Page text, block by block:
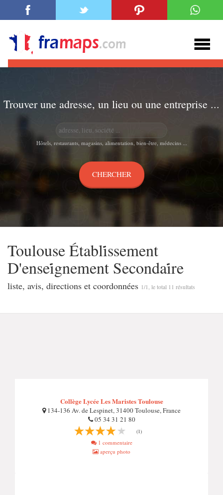
Trouver une adresse, un lieu ou une entreprise ...
Hôtels, restaurants, magasins, alimentation, bien-être, médecins ...
Toulouse Établi̇̇ssement
D'ensei̇̇gnement Secondai̇̇re
liste, avis, directions et coordonnées 1/1, le total 11 résultats
Collège Lycée Les Maristes Toulouse
134-136 Av. de Lespinet, 31400 Toulouse, France
05 34 31 21 80
(1)
1 commentaire
aperçu photo